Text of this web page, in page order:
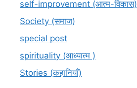
self-improvement (आत्म-विकास)
Society (समाज)
special post
spirituality (आध्यात्म )
Stories (कहानियाँ)